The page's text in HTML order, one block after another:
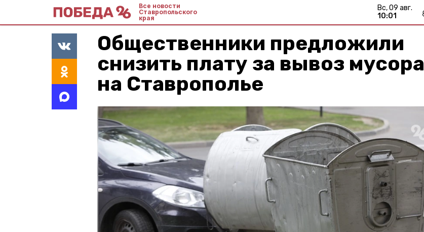
Все новости
Ставропольского
края
вс, 09 авг.
10:01
Общественники предложили
снизить плату за вывоз мусора
на Ставрополье